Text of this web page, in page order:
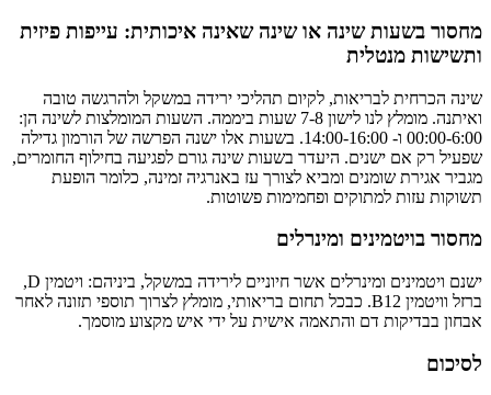
מחסור בשעות שינה או שינה שאינה איכותית: עייפות פיזית
ותשישות מנטלית
שינה הכרחית לבריאות, לקיום תהליכי ירידה במשקל ולהרגשה טובה
ואיתנה. מומלץ לנו לישון 7-8 שעות ביממה. השעות המומלצות לשינה הן:
00:00-6:00 ו- 14:00-16:00. בשעות אלו ישנה הפרשה של הורמון גדילה
שפעיל רק אם ישנים. היעדר בשעות שינה גורם לפגיעה בחילוף החומרים,
מגביר אגירת שומנים ומביא לצורך עז באנרגיה זמינה, כלומר הופעת
תשוקות עזות למתוקים ופחמימות פשוטות.
מחסור בויטמינים ומינרלים
ישנם ויטמינים ומינרלים אשר חיוניים לירידה במשקל, ביניהם: ויטמין D,
ברזל וויטמין B12. כבכל תחום בריאותי, מומלץ לצרוך תוספי תזונה לאחר
אבחון בבדיקות דם והתאמה אישית על ידי איש מקצוע מוסמך.
לסיכום